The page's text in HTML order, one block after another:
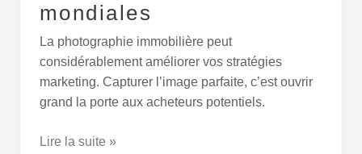
mondiales
La photographie immobilière peut
considérablement améliorer vos stratégies
marketing. Capturer l’image parfaite, c’est ouvrir
grand la porte aux acheteurs potentiels.
Lire la suite »